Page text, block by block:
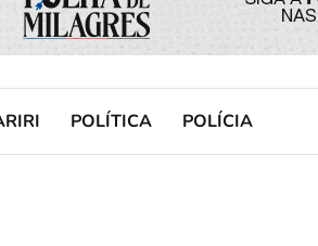
POLÍTICA POLÍCIA